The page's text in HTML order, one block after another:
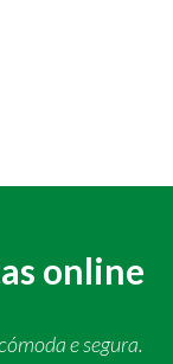
online
e segura.